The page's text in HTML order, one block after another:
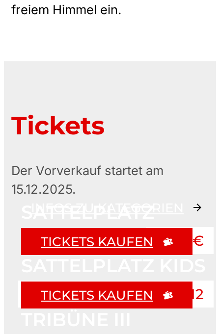
freiem Himmel ein.
Tickets
Der Vorverkauf startet am
15.12.2025.
ab 11 €
TICKETS KAUFEN
Kostenfrei bis einschl. 12
TICKETS KAUFEN